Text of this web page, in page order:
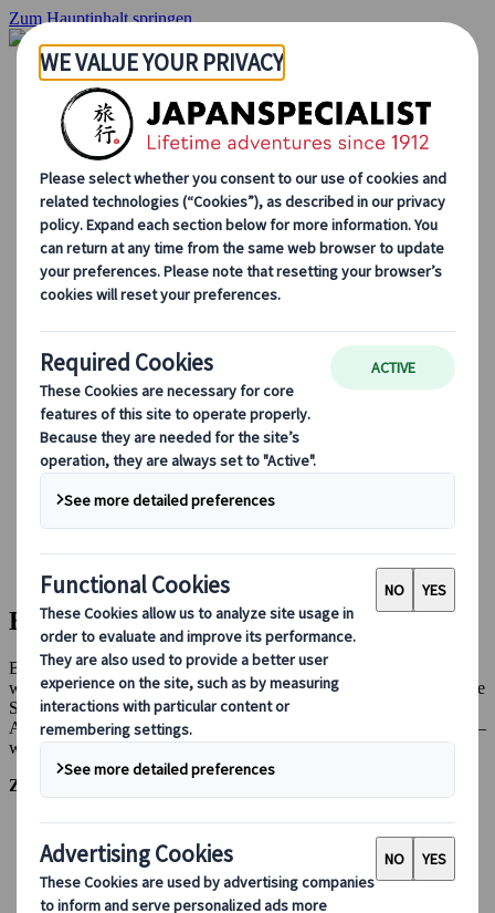
Zum Hauptinhalt springen
Startseite
Rundreisen
Individuelle Reisen
Gruppenreisen
Selbstfahrerreisen
Ausflüge
Massgeschneiderte Gruppenreisen
Japan Rail Pass
Wie wir arbeiten
Über uns
Treffen Sie unser Team
Werden Sie Teil unseres Teams
Saisonale Reisetipps
Highlights des Reiseziels
Kulturelle Einblicke
Kulinarische Erlebnisse
Entdecke Japan mit dem Zug
Häufig gestellte Fragen
Wichtige Informationen
Etikette in Japan
Autofahren in Japan
Bei uns buchen
Japan Rail Pass
Unterkunft
Online-Beratung
Bei uns buchen
Bei Japanspecialist machen wir den Buchungsprozess so einfach
wie möglich und stellen Ihnen alle Informationen zur Verfügung, die
Sie für eine reibungslose Buchung benötigen. Sollten Sie die
Antwort auf Ihre Frage hier nicht finden,
–
wir stehen Ihnen jederzeit gerne zur Verfügung.
Zu einem Abschnitt springen:
Buchung und Dokumentation
Flüge und Gepäck
Wagenvermietung
Sicherheit und Schutz